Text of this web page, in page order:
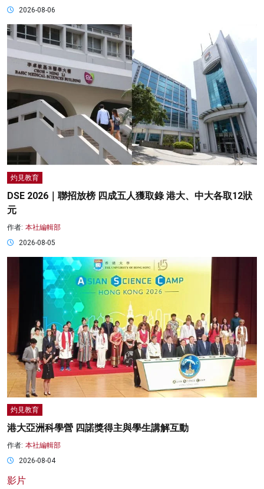
2026-08-06
灼見教育
DSE 2026｜聯招放榜 四成五人獲取錄 港大、中大各取12狀
元
作者: 本社編輯部
2026-08-05
灼見教育
港大亞洲科學營 四諾獎得主與學生講解互動
作者: 本社編輯部
2026-08-04
影片